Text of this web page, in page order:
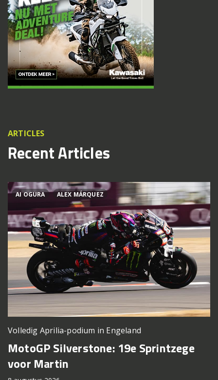
ARTICLES
Recent Articles
AI OGURA ALEX MÁRQUEZ
Volledig Aprilia-podium in Engeland
MotoGP Silverstone: 19e Sprintzege
voor Martin